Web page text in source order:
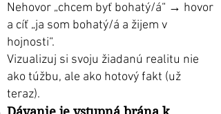
Nehovor „chcem byť bohatý/á“ → hovor
a cíť „ja som bohatý/á a žijem v
hojnosti“.
Vizualizuj si svoju žiadanú realitu nie
ako túžbu, ale ako hotový fakt (už
teraz).